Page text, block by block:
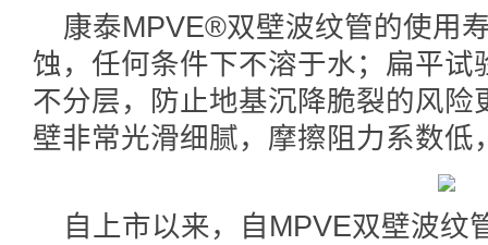
康泰MPVE®双壁波纹管的使用
蚀，任何条件下不溶于水；扁平
不分层，防止地基沉降脆裂的风
壁非常光滑细腻，摩擦阻力系数低
自上市以来，自MPVE双壁波纹